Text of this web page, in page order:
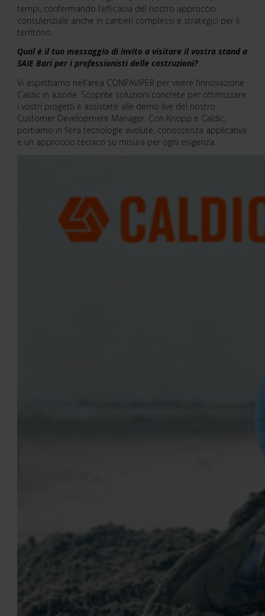
tempi, confermando l’efficacia del nostro approccio
consulenziale anche in cantieri complessi e strategici per il
territorio.
Qual è il tuo messaggio di invito a visitare il vostro stand a
SAIE Bari per i professionisti delle costruzioni?
Vi aspettiamo nell’area CONPAVIPER per vivere l’innovazione
Caldic in azione. Scoprite soluzioni concrete per ottimizzare
i vostri progetti e assistete alle demo live del nostro
Customer Development Manager. Con Knopp e Caldic,
portiamo in fiera tecnologie evolute, conoscenza applicativa
e un approccio tecnico su misura per ogni esigenza.